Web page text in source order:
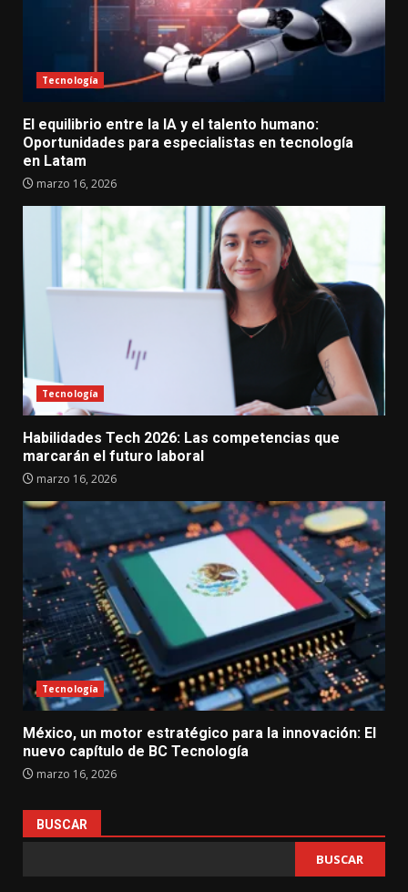
Tecnología
El equilibrio entre la IA y el talento humano:
Oportunidades para especialistas en tecnología
en Latam
marzo 16, 2026
Tecnología
Habilidades Tech 2026: Las competencias que
marcarán el futuro laboral
marzo 16, 2026
Tecnología
México, un motor estratégico para la innovación: El
nuevo capítulo de BC Tecnología
marzo 16, 2026
BUSCAR
BUSCAR